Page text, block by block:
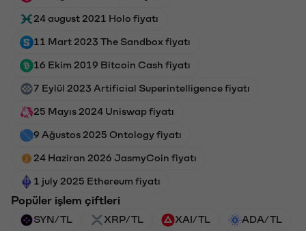
24 august 2021 Holo fiyatı
11 Mart 2023 The Sandbox fiyatı
16 Ekim 2019 Bitcoin Cash fiyatı
7 Eylül 2023 Artificial Superintelligence fiyatı
25 Mayıs 2024 Uniswap fiyatı
9 Ağustos 2025 Ontology fiyatı
24 Haziran 2026 JasmyCoin fiyatı
1 july 2025 Ethereum fiyatı
Popüler işlem çiftleri
SYN/TL XRP/TL XAI/TL ADA/TL